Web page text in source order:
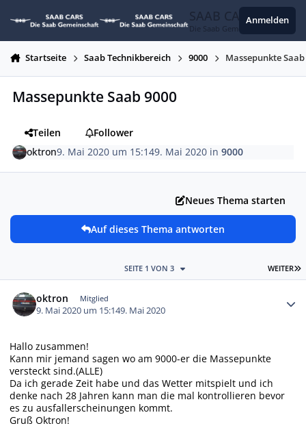
SAAB CARS
Die Saab Gemeinschaft
Anmelden
Startseite Saab Technikbereich 9000 Massepunkte Saab
Massepunkte Saab 9000
Teilen
Follower
oktron9. Mai 2020 um 15:149. Mai 2020 in9000
Neues Thema starten
Auf dieses Thema antworten
WEITER
SEITE 1 VON 3
oktron Mitglied
9. Mai 2020 um 15:149. Mai 2020
Hallo zusammen!
Kann mir jemand sagen wo am 9000-er die Massepunkte
versteckt sind.(ALLE)
Da ich gerade Zeit habe und das Wetter mitspielt und ich
denke nach 28 Jahren kann man die mal kontrollieren bevor
es zu ausfallerscheinungen kommt.
Gruß Oktron!